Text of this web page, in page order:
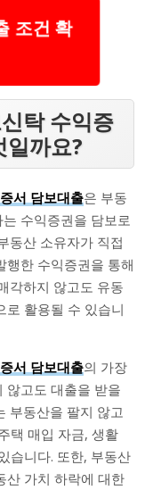
조건 확
탁 수익증
일까요?
서 담보대출은 부동
수익증권을 담보로
동산 소유자가 직접
행한 수익증권을 통해
각하지 않고도 유동
로 활용될 수 있습니
서 담보대출의 가장
않고도 대출을 받을
부동산을 팔지 않고
택 매입 자금, 생활
습니다. 또한, 부동산
산 가치 하락에 대한